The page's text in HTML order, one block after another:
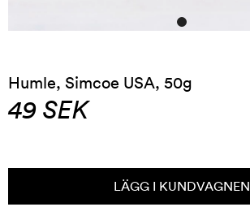
Humle, Simcoe USA, 50g
49 SEK
LÄGG I KUNDVAGNEN